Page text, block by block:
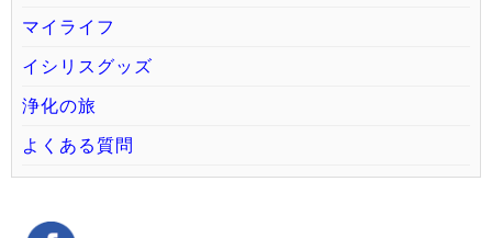
マイライフ
イシリスグッズ
浄化の旅
よくある質問